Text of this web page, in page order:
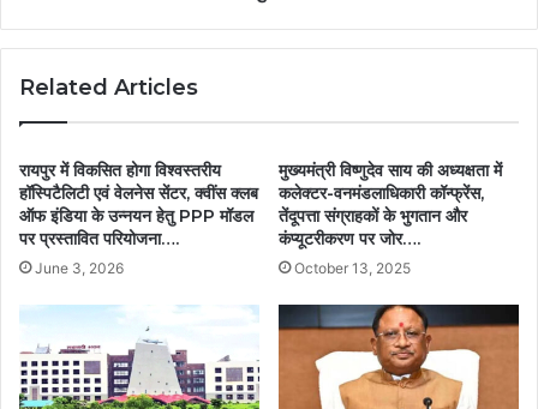
Related Articles
रायपुर में विकसित होगा विश्वस्तरीय
हॉस्पिटैलिटी एवं वेलनेस सेंटर, क्वींस क्लब
ऑफ इंडिया के उन्नयन हेतु PPP मॉडल
पर प्रस्तावित परियोजना….
June 3, 2026
मुख्यमंत्री विष्णुदेव साय की अध्यक्षता में
कलेक्टर-वनमंडलाधिकारी कॉन्फ्रेंस,
तेंदूपत्ता संग्राहकों के भुगतान और
कंप्यूटरीकरण पर जोर….
October 13, 2025